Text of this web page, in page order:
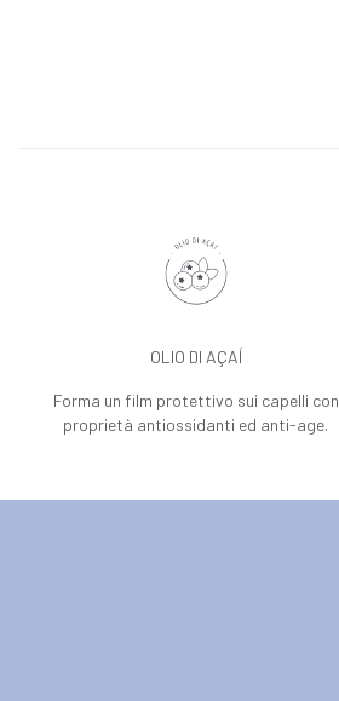
OLIO DI AÇAÍ
Forma un film protettivo sui capelli con
proprietà antiossidanti ed anti-age.